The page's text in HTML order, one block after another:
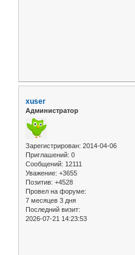
xuser
Администратор
Зарегистрирован: 2014-04-06
Приглашений: 0
Сообщений: 12111
Уважение: +3655
Позитив: +4528
Провел на форуме:
7 месяцев 3 дня
Последний визит:
2026-07-21 14:23:53